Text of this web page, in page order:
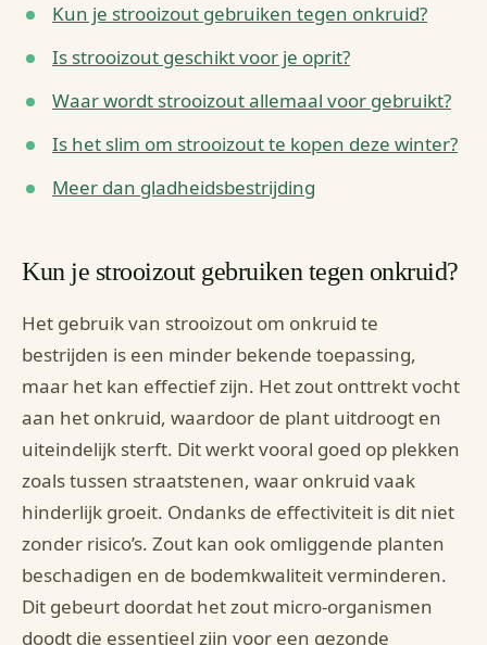
Kun je strooizout gebruiken tegen onkruid?
Is strooizout geschikt voor je oprit?
Waar wordt strooizout allemaal voor gebruikt?
Is het slim om strooizout te kopen deze winter?
Meer dan gladheidsbestrijding
Kun je strooizout gebruiken tegen onkruid?
Het gebruik van strooizout om onkruid te
bestrijden is een minder bekende toepassing,
maar het kan effectief zijn. Het zout onttrekt vocht
aan het onkruid, waardoor de plant uitdroogt en
uiteindelijk sterft. Dit werkt vooral goed op plekken
zoals tussen straatstenen, waar onkruid vaak
hinderlijk groeit. Ondanks de effectiviteit is dit niet
zonder risico’s. Zout kan ook omliggende planten
beschadigen en de bodemkwaliteit verminderen.
Dit gebeurt doordat het zout micro-organismen
doodt die essentieel zijn voor een gezonde